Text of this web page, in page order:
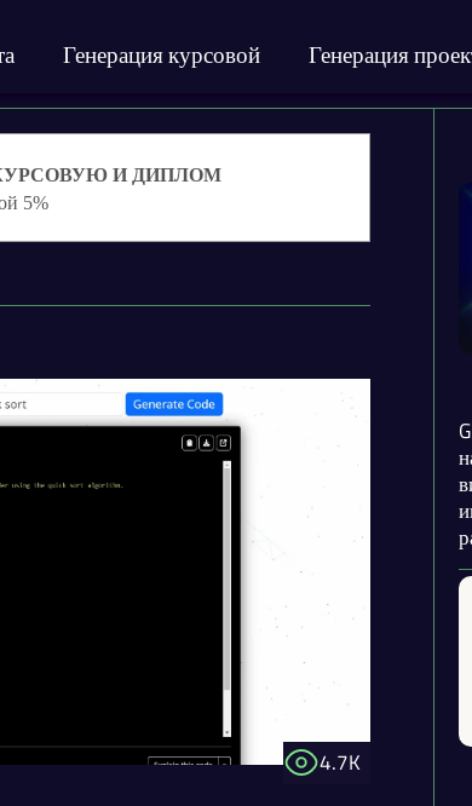
Генерация курсовой Генерация
И ДИПЛОМ
5%
4.7K